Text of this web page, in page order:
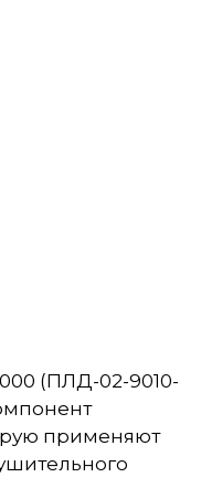
(ПЛД-02-9010-
применяют